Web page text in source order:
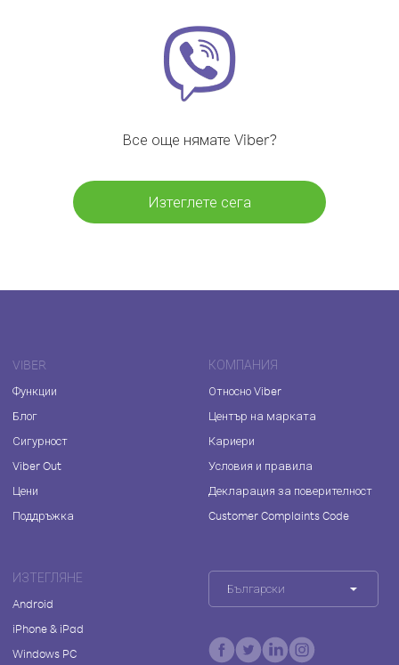
Все още нямате Viber?
Изтеглете сега
VIBER
Функции
Блог
Сигурност
Viber Out
Цени
Поддръжка
КОМПАНИЯ
Относно Viber
Център на марката
Кариери
Условия и правила
Декларация за поверителност
Customer Complaints Code
ИЗТЕГЛЯНЕ
Android
iPhone & iPad
Windows PC
Български